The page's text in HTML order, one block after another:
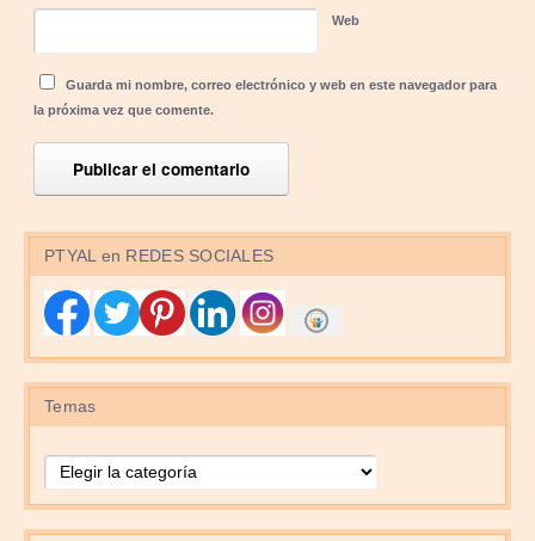
Web
Guarda mi nombre, correo electrónico y web en este navegador para
la próxima vez que comente.
PTYAL en REDES SOCIALES
Temas